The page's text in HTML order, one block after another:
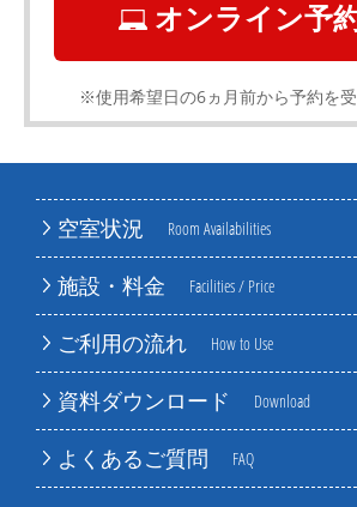
空室状況 Room Availabilities
施設・料金 Facilities / Price
ご利用の流れ How to Use
資料ダウンロード Download
よくあるご質問 FAQ
オンライン予
※使用希望日の6ヵ月前から予約を受